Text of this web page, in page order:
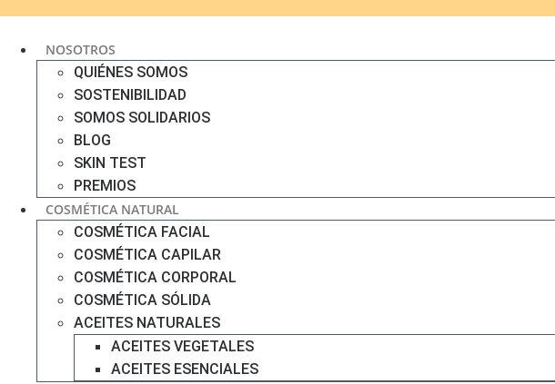
NOSOTROS
QUIÉNES SOMOS
SOSTENIBILIDAD
SOMOS SOLIDARIOS
BLOG
SKIN TEST
PREMIOS
COSMÉTICA NATURAL
COSMÉTICA FACIAL
COSMÉTICA CAPILAR
COSMÉTICA CORPORAL
COSMÉTICA SÓLIDA
ACEITES NATURALES
ACEITES VEGETALES
ACEITES ESENCIALES